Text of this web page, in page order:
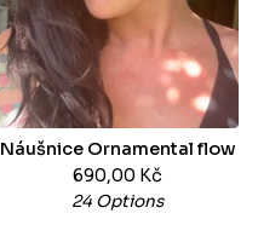
Náušnice Ornamental flow
690,00 Kč
24 Options